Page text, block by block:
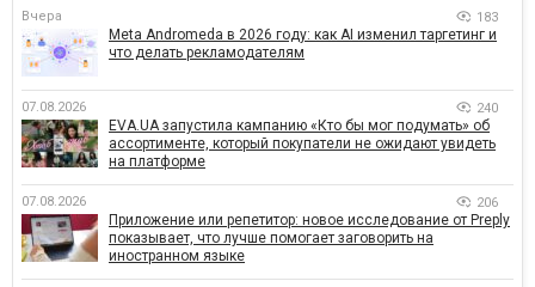
Вчера 183
Meta Andromeda в 2026 году: как AI изменил таргетинг и
что делать рекламодателям
07.08.2026 240
EVA.UA запустила кампанию «Кто бы мог подумать» об
ассортименте, который покупатели не ожидают увидеть
на платформе
07.08.2026 206
Приложение или репетитор: новое исследование от Preply
показывает, что лучше помогает заговорить на
иностранном языке